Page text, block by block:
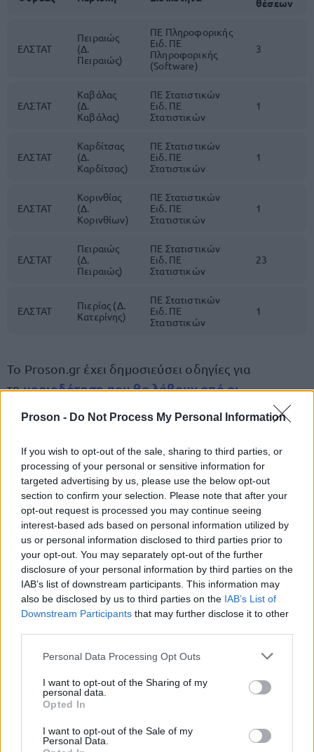
Proson - Do Not Process My Personal Information
If you wish to opt-out of the sale, sharing to third parties, or
processing of your personal or sensitive information for
targeted advertising by us, please use the below opt-out
section to confirm your selection. Please note that after your
opt-out request is processed you may continue seeing
interest-based ads based on personal information utilized by
us or personal information disclosed to third parties prior to
your opt-out. You may separately opt-out of the further
disclosure of your personal information by third parties on the
IAB’s list of downstream participants. This information may
also be disclosed by us to third parties on the IAB’s List of
Downstream Participants that may further disclose it to other
Please note that this website/app uses one or more Google
not limited to your visit or usage behaviour. You may click to
grant or deny consent to Google and its third-party tags to
use your data for below specified purposes in below Google
consent section.
Personal Data Processing Opt Outs
I want to opt-out of the Sharing of my
personal data.
Opted In
I want to opt-out of the Sale of my
Personal Data.
θέσεων
ΕΛΣΤΑΤ
Πειραιώς
(Δ.
Πειραιώς)
ΠΕ Πληροφορικής
Ειδ. ΠΕ
Πληροφορικής
(Software)
3
ΕΛΣΤΑΤ
Καβάλας
(Δ.
Καβάλας)
ΠΕ Στατιστικών
Ειδ. ΠΕ
Στατιστικών
1
ΕΛΣΤΑΤ
Καρδίτσας
(Δ.
Καρδίτσας)
ΠΕ Στατιστικών
Ειδ. ΠΕ
Στατιστικών
1
ΕΛΣΤΑΤ
Κορινθίας
(Δ.
Κορινθίων)
ΠΕ Στατιστικών
Ειδ. ΠΕ
Στατιστικών
1
ΕΛΣΤΑΤ
Πειραιώς
(Δ.
Πειραιώς)
ΠΕ Στατιστικών
Ειδ. ΠΕ
Στατιστικών
23
ΕΛΣΤΑΤ
Πιερίας (Δ.
Κατερίνης)
ΠΕ Στατιστικών
Ειδ. ΠΕ
Στατιστικών
1
Το Proson.gr έχει δημοσιεύσει οδηγίες για
τημοριοδότηση που θα λάβουναπόοι
ξένων γλωσσών, εμπειρίας και εντοπιότητας,
όπως και για τουςαποδεκτούς τίτλους σπουδών
ανά ειδικότητα.
Υποβολή αιτήσεων
Οιυποψήφιοι, οι οποίοι κατέχουν τα γενικά και
απαιτούμενα προσόντα των προκηρυσσόμενων
θέσεων πρέπει να συμπληρώσουν και να
www.asep.gr
Για την αίτηση συμμετοχής στην παρούσα
διαγωνιστική διαδικασία Β’ σταδίου του
πανελλήνιου γραπτού διαγωνισμού,
δεν απαιτείται